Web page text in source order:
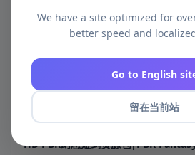
We have a site optimized for
better speed and
Go to English
留在当前站
HD PBR幻想短剑资源包|PBR